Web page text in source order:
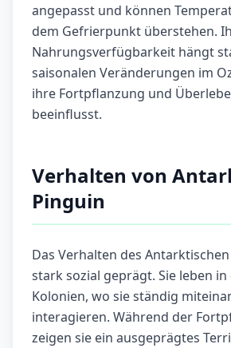
angepasst und können
dem Gefrierpunkt überstehen.
Nahrungsverfügbarkeit hängt
saisonalen Veränderungen im
ihre Fortpflanzung und
beeinflusst.
Verhalten von
Pinguin
Das Verhalten des
stark sozial geprägt. Sie leben
Kolonien, wo sie ständig
interagieren. Während der
zeigen sie ein ausgeprägtes